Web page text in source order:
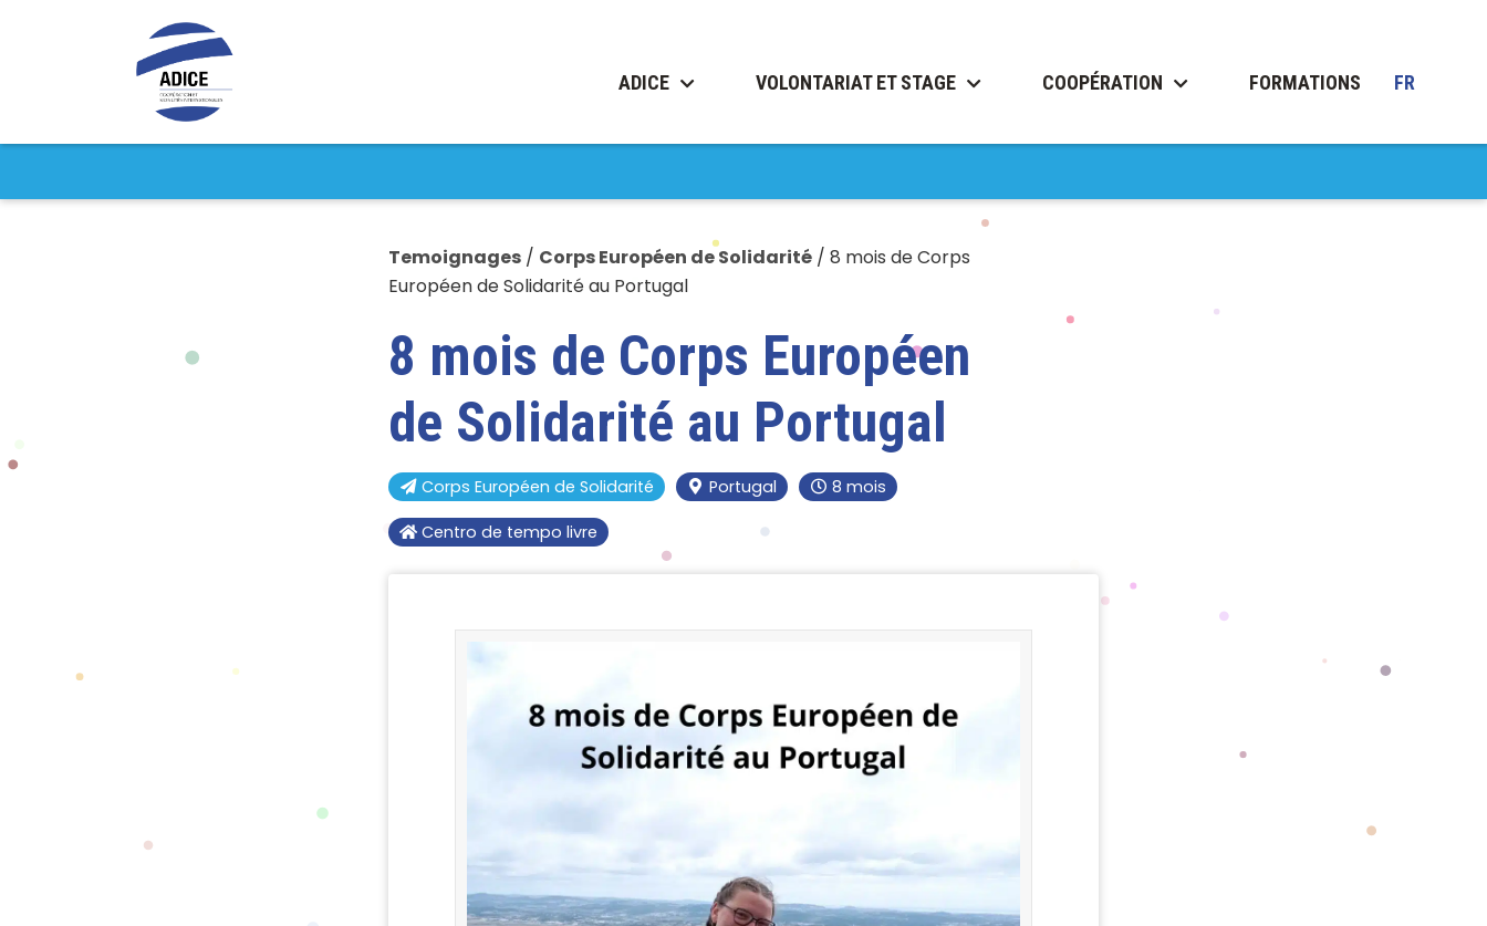
ADICE VOLONTARIAT ET STAGE COOPÉRATION FORMATIONS FR
Temoignages / Corps Européen de Solidarité / 8 mois de Corps
Européen de Solidarité au Portugal
8 mois de Corps Européen
de Solidarité au Portugal
Corps Européen de Solidarité Portugal 8 mois
Centro de tempo livre